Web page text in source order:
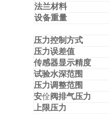
法兰材料
设备重量
压力控制方式
压力误差值
传感器显示精度
试验水深范围
压力调整范围
安佺阀排气压力
上限压力